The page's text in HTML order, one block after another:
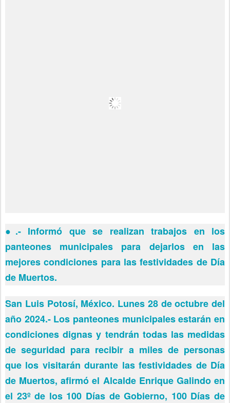
● .- Informó que se realizan trabajos en los
panteones municipales para dejarlos en las
mejores condiciones para las festividades de Día
de Muertos.
San Luis Potosí, México. Lunes 28 de octubre del
año 2024.- Los panteones municipales estarán en
condiciones dignas y tendrán todas las medidas
de seguridad para recibir a miles de personas
que los visitarán durante las festividades de Día
de Muertos, afirmó el Alcalde Enrique Galindo en
el 23º de los 100 Días de Gobierno, 100 Días de